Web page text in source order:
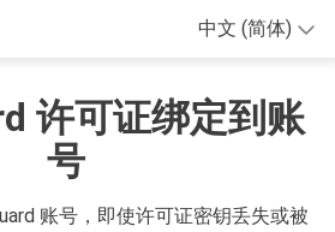
中文 (简体)
许可证绑定到账
号
账号，即使许可证密钥丢失或被